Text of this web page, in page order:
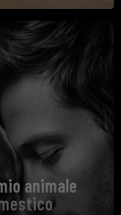
animale